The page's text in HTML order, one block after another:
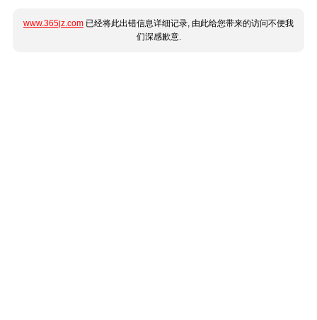
www.365jz.com 已经将此出错信息详细记录, 由此给您带来的访问不便我
们深感歉意.